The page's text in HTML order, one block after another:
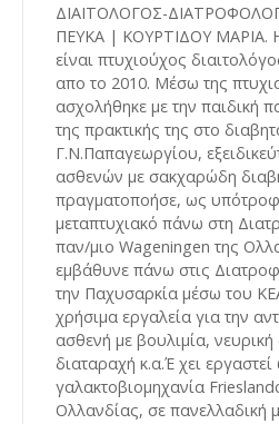
ΔΙΑΙΤΟΛΟΓΟΣ-
ΠΕΥΚΑ | ΚΟΥΡΤΙΔΟΥ ΜΑΡΙΑ.
είναι πτυχιούχος
απο το 2010. Μέσω της
ασχολήθηκε με την παιδική
της πρακτικής της στο
Γ.Ν.Παπαγεωργίου,
ασθενών με σακχαρώδη
πραγματοποήσε, ως
μεταπτυχιακό πάνω στη
παν/μιο Wageningen της
εμβάθυνε πάνω στις
την Παχυσαρκία μέσω του
χρήσιμα εργαλεία για την
ασθενή με βουλιμία,
διαταραχή κ.α.Έ χει
γαλακτοβιομηχανία
Ολλανδίας, σε πανελλαδική